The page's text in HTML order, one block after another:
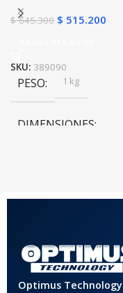
$645.300 $ 515.200
SKU: 389090
PESO 1 kg
DIMENSIONES
Optimus Technology